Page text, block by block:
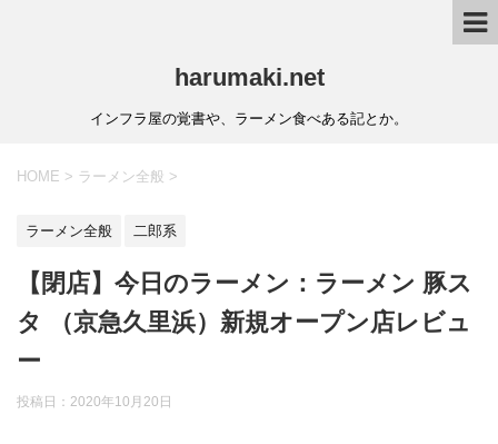
harumaki.net
インフラ屋の覚書や、ラーメン食べある記とか。
HOME > ラーメン全般 >
ラーメン全般 二郎系
【閉店】今日のラーメン：ラーメン 豚ス
タ （京急久里浜）新規オープン店レビュ
ー
投稿日：2020年10月20日